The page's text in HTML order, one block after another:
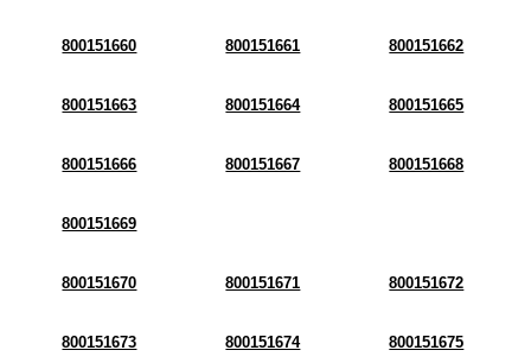
800151660 800151661 800151662
800151663 800151664 800151665
800151666 800151667 800151668
800151669
800151670 800151671 800151672
800151673 800151674 800151675